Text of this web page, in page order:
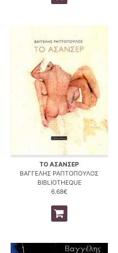
ΤΟ ΑΣΑΝΣΕΡ
ΒΑΓΓΕΛΗΣ ΡΑΠΤΟΠΟΥΛΟΣ
BIBLIOTHEQUE
6.68€